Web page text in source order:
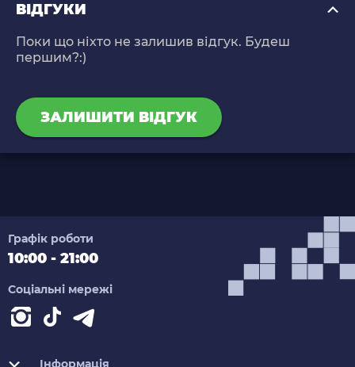
ВІДГУКИ
Поки що ніхто не залишив відгук. Будеш
першим?:)
ЗАЛИШИТИ ВІДГУК
Графік роботи
10:00 - 21:00
Соціальні мережі
Інформація